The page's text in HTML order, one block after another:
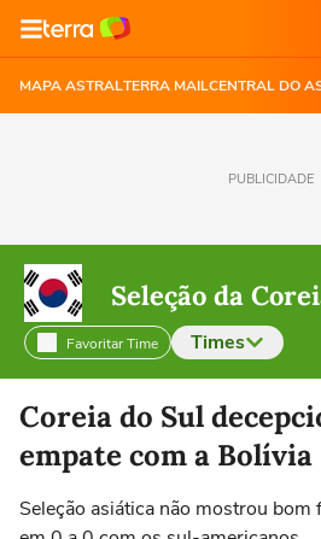
MAPA ASTRALTERRA MAILCENTRAL DO
PUBLICIDADE
Seleção da
Favoritar Time Times
Selecione o time para ver as
Coreia do Sul
empate com a Bolívia
Seleção asiática não mostrou bom